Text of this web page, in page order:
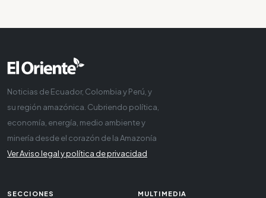
Noticias de Ecuador, Colombia y Perú, y
su región amazónica. Cubriendo política,
economía, energía, medio ambiente y
minería desde el corazón de la Amazonía
Ver Aviso legal y política de privacidad
SECCIONES MULTIMEDIA